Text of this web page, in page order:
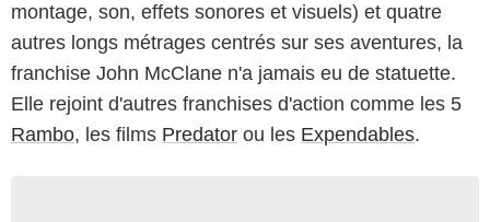
montage, son, effets sonores et visuels) et quatre
autres longs métrages centrés sur ses aventures, la
franchise John McClane n'a jamais eu de statuette.
Elle rejoint d'autres franchises d'action comme les 5
Rambo, les films Predator ou les Expendables.